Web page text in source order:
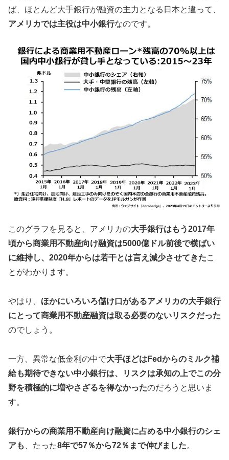
ば、ほとんど大手銀行が融資の主力となる日本と違って、
アメリカでは主役は中小銀行なのです。
このグラフを見ると、アメリカの大手銀行はもう2017年
頃から商業用不動産向け融資は5000億ドル前後で横ばい
に維持し、2020年からは若干とは言え減少させてきたこ
とがわかります。
やはり、 ほかにいろいろ儲け口があるアメリカの大手銀行
にとって商業用不動産融資は取る必要のないリスクだった
のでしょう。
一方、異常な低金利の中で大手ほどはFedからのミルク補
給も期待できない中小銀行は、リスクは承知の上でこの分
野を積極的に増やさざるを得なかったのだろうと思いま
す。
銀行からの商業用不動産向け融資に占める中小銀行のシェ
アも
、たった8年で57％から72％まで伸びました。